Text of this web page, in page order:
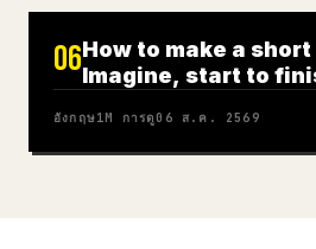
06How to make a
Imagine, start to
อังกฤษ1M การดู06 ส.ค. 2569